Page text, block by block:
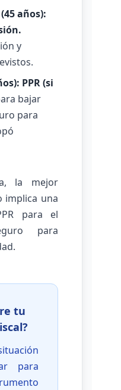
años):
y
PPR (si
bajar
para
la mejor
implica una
para el
para
tu
para